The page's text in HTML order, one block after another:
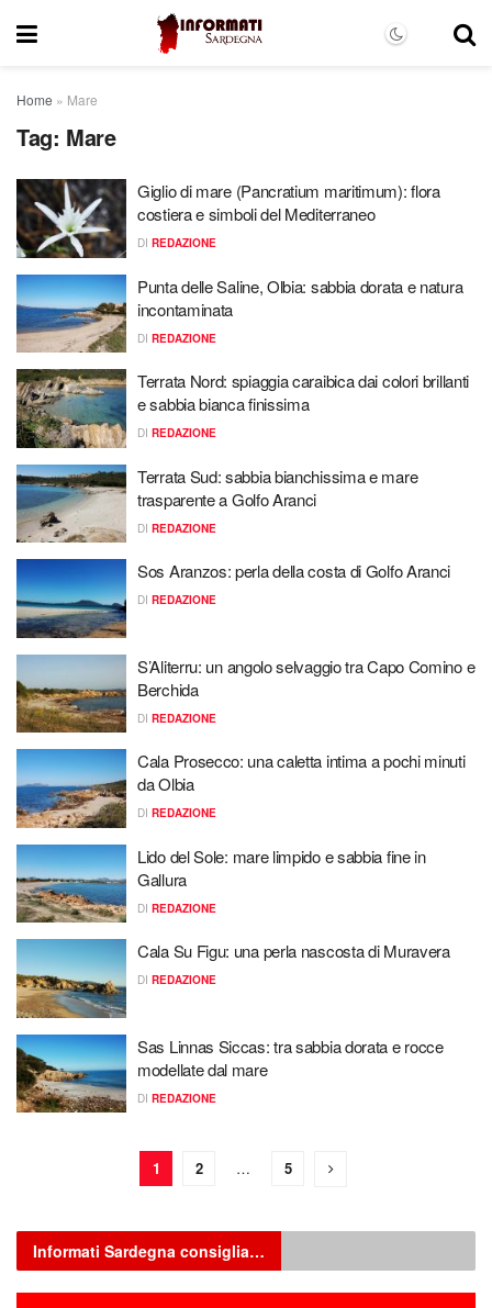
Home » Mare
Tag: Mare
Giglio di mare (Pancratium maritimum): flora
costiera e simboli del Mediterraneo
DI REDAZIONE
Punta delle Saline, Olbia: sabbia dorata e natura
incontaminata
DI REDAZIONE
Terrata Nord: spiaggia caraibica dai colori brillanti
e sabbia bianca finissima
DI REDAZIONE
Terrata Sud: sabbia bianchissima e mare
trasparente a Golfo Aranci
DI REDAZIONE
Sos Aranzos: perla della costa di Golfo Aranci
DI REDAZIONE
S’Aliterru: un angolo selvaggio tra Capo Comino e
Berchida
DI REDAZIONE
Cala Prosecco: una caletta intima a pochi minuti
da Olbia
DI REDAZIONE
Lido del Sole: mare limpido e sabbia fine in
Gallura
DI REDAZIONE
Cala Su Figu: una perla nascosta di Muravera
DI REDAZIONE
Sas Linnas Siccas: tra sabbia dorata e rocce
modellate dal mare
DI REDAZIONE
1 2 … 5
Informati Sardegna consiglia…